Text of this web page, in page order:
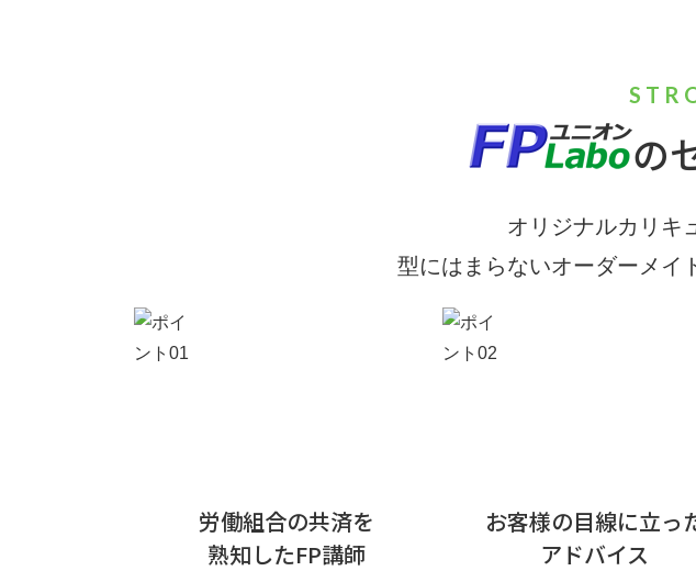
の
オリジナルカリキ
型にはまらないオーダーメイ
労働組合の共済を
熟知したFP講師
お客様の目線に立っ
アドバイス